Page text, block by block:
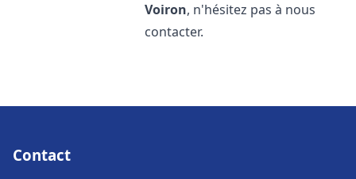
Voiron, n'hésitez pas à nous
contacter.
Contact